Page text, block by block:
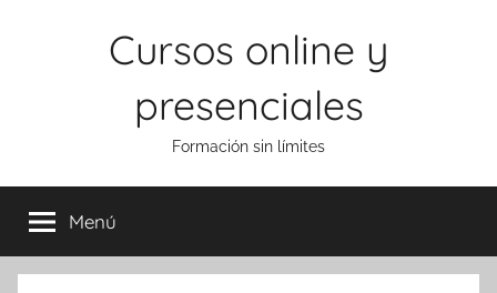
Cursos online y
presenciales
Formación sin límites
Menú